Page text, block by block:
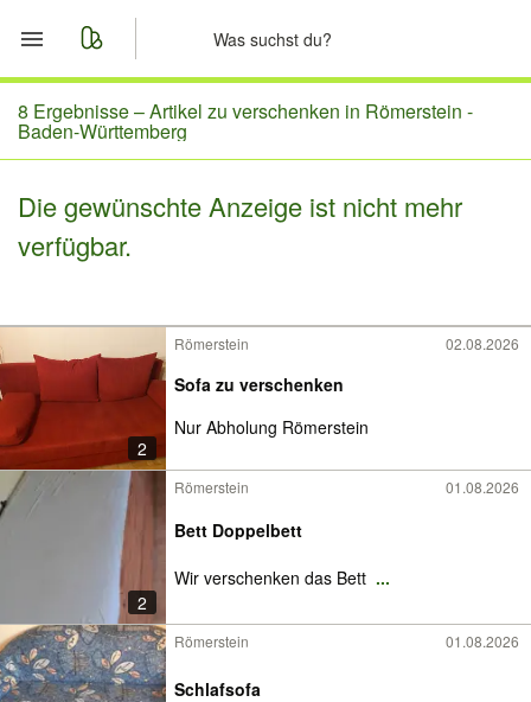
Start
Merkliste
Nachrichten
8 Ergebnisse –Artikel zu verschenken in Römerstein -
Baden-Württemberg
Die gewünschte Anzeige ist nicht mehr
verfügbar.
2
Römerstein 02.08.2026
Sofa zu verschenken
Nur Abholung Römerstein
2
Römerstein 01.08.2026
Bett Doppelbett
Wir verschenken das Bett ...
Römerstein 01.08.2026
Schlafsofa